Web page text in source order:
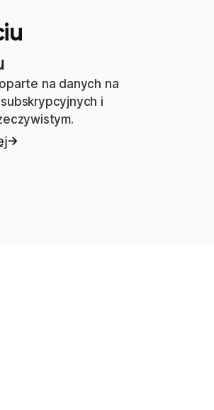
na danych na
i